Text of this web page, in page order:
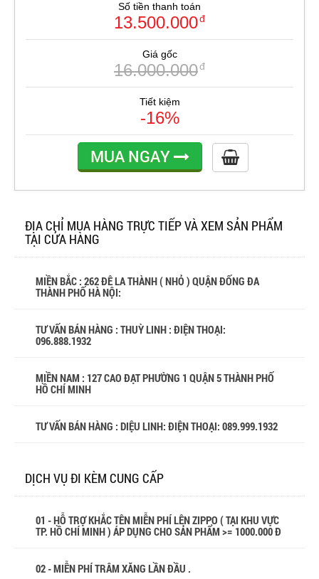
Số tiền thanh toán
13.500.000đ
Giá gốc
16.000.000đ
Tiết kiệm
-16%
MUA NGAY
ĐỊA CHỈ MUA HÀNG TRỰC TIẾP VÀ XEM SẢN PHẨM
TẠI CỬA HÀNG
MIỀN BẮC : 262 ĐÊ LA THÀNH ( NHỎ ) QUẬN ĐỐNG ĐA
THÀNH PHỐ HÀ NỘI:
TƯ VẤN BÁN HÀNG : THUỲ LINH : ĐIỆN THOẠI:
096.888.1932
MIỀN NAM : 127 CAO ĐẠT PHƯỜNG 1 QUẬN 5 THÀNH PHỐ
HỒ CHÍ MINH
TƯ VẤN BÁN HÀNG : DIỆU LINH: ĐIỆN THOẠI: 089.999.1932
DỊCH VỤ ĐI KÈM CUNG CẤP
01 - HỖ TRỢ KHẮC TÊN MIỄN PHÍ LÊN ZIPPO ( TẠI KHU VỰC
TP. HỒ CHÍ MINH ) ÁP DỤNG CHO SẢN PHẨM >= 1000.000 Đ
02 - MIỄN PHÍ TRÂM XĂNG LẦN ĐẦU .